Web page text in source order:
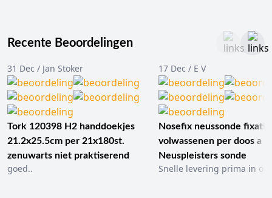
Recente Beoordelingen
31 Dec / Jan Stoker
Tork 120398 H2 handdoekjes
21.2x25.5cm per 21x180st.
zenuwarts niet praktiserend
goed..
17 Dec / E V
Nosefix neussonde
volwassenen per doos a
Neuspleisters sonde
Snelle levering prima in